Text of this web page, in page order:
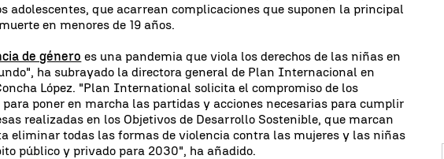
adolescentes, que acarrean complicaciones que suponen la principal
en menores de 19 años.
de género es una pandemia que viola los derechos de las niñas en
ha subrayado la directora general de Plan Internacional en
López. "Plan International solicita el compromiso de los
para poner en marcha las partidas y acciones necesarias para cumplir
realizadas en los Objetivos de Desarrollo Sostenible, que marcan
eliminar todas las formas de violencia contra las mujeres y las niñas
público y privado para 2030", ha añadido.